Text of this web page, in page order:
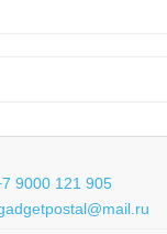
9000 121 905